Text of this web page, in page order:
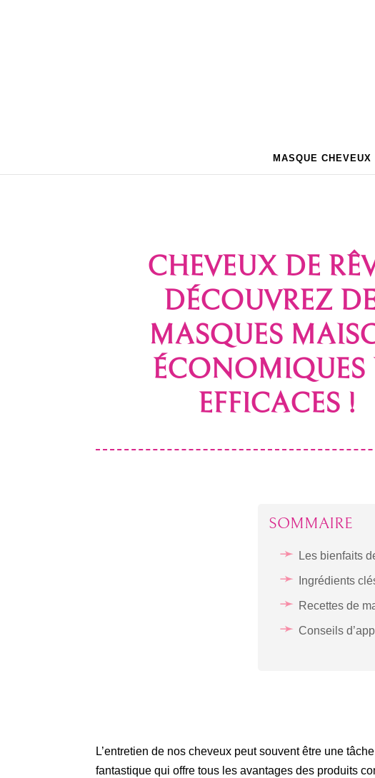
MASQUE CHEVEUX
CHEVEUX DE
DÉCOUVREZ
MASQUES
ÉCONOMIQUES
EFFICACES !
SOMMAIRE
Les bienfaits
Ingrédients
Recettes de
Conseils
L’entretien de nos cheveux peut souvent être une
fantastique qui offre tous les avantages des produits